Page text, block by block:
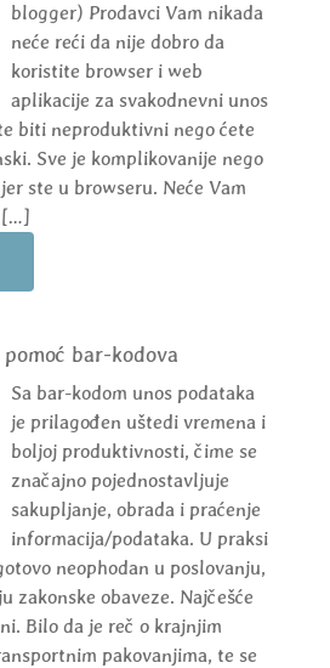
blogger) Prodavci Vam nikada
neće reći da nije dobro da
koristite browser i web
aplikacije za svakodnevni unos
biti neproduktivni nego ćete
Sve je komplikovanije nego
ste u browseru. Neće Vam
[…]
bar-kodova
Sa bar-kodom unos podataka
je prilagođen uštedi vremena i
boljoj produktivnosti, čime se
značajno pojednostavljuje
sakupljanje, obrada i praćenje
informacija/podataka. U praksi
neophodan u poslovanju,
zakonske obaveze. Najčešće
Bilo da je reč o krajnjim
pakovanjima, te se